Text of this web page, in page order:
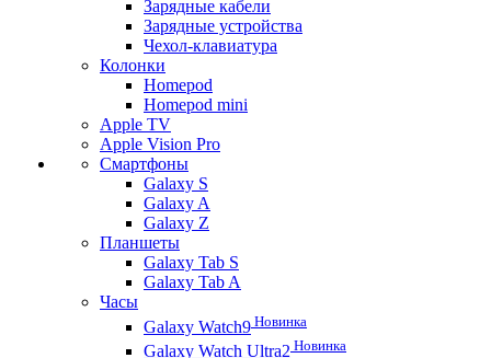
Зарядные кабели
Зарядные устройства
Чехол-клавиатура
Колонки
Homepod
Homepod mini
Apple TV
Apple Vision Pro
Смартфоны
Galaxy S
Galaxy A
Galaxy Z
Планшеты
Galaxy Tab S
Galaxy Tab A
Часы
Galaxy Watch9 Новинка
Galaxy Watch Ultra2 Новинка